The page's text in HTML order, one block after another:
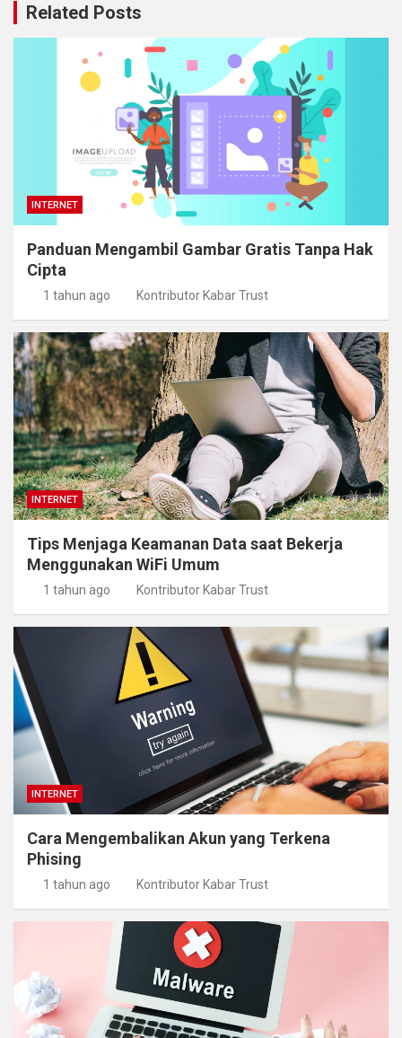
Related Posts
INTERNET
Panduan Mengambil Gambar Gratis Tanpa Hak
Cipta
1 tahun ago Kontributor Kabar Trust
INTERNET
Tips Menjaga Keamanan Data saat Bekerja
Menggunakan WiFi Umum
1 tahun ago Kontributor Kabar Trust
INTERNET
Cara Mengembalikan Akun yang Terkena
Phising
1 tahun ago Kontributor Kabar Trust